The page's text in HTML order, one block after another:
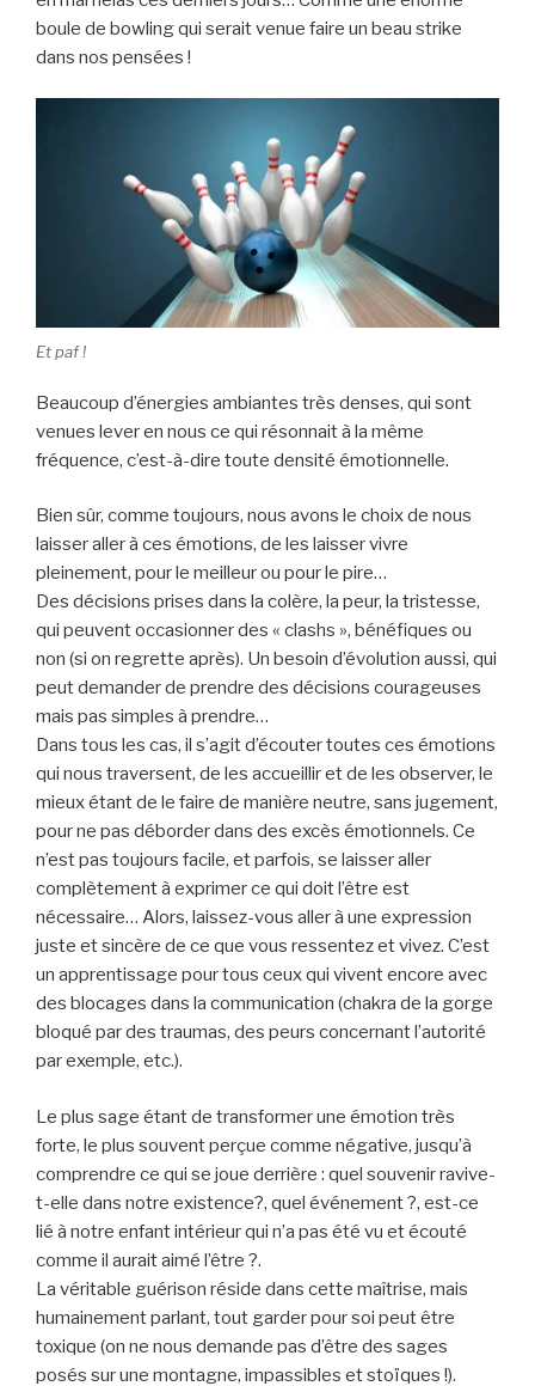
boule de bowling qui serait venue faire un beau strike
dans nos pensées !
Et paf !
Beaucoup d’énergies ambiantes très denses, qui sont
venues lever en nous ce qui résonnait à la même
fréquence, c’est-à-dire toute densité émotionnelle.
Bien sûr, comme toujours, nous avons le choix de nous
laisser aller à ces émotions, de les laisser vivre
pleinement, pour le meilleur ou pour le pire…
Des décisions prises dans la colère, la peur, la tristesse,
qui peuvent occasionner des « clashs », bénéfiques ou
non (si on regrette après). Un besoin d’évolution aussi, qui
peut demander de prendre des décisions courageuses
mais pas simples à prendre…
Dans tous les cas, il s’agit d’écouter toutes ces émotions
qui nous traversent, de les accueillir et de les observer, le
mieux étant de le faire de manière neutre, sans jugement,
pour ne pas déborder dans des excès émotionnels. Ce
n’est pas toujours facile, et parfois, se laisser aller
complètement à exprimer ce qui doit l’être est
nécessaire… Alors, laissez-vous aller à une expression
juste et sincère de ce que vous ressentez et vivez. C’est
un apprentissage pour tous ceux qui vivent encore avec
des blocages dans la communication (chakra de la gorge
bloqué par des traumas, des peurs concernant l’autorité
par exemple, etc.).
Le plus sage étant de transformer une émotion très
forte, le plus souvent perçue comme négative, jusqu’à
comprendre ce qui se joue derrière : quel souvenir ravive-
t-elle dans notre existence?, quel événement ?, est-ce
lié à notre enfant intérieur qui n’a pas été vu et écouté
comme il aurait aimé l’être ?.
La véritable guérison réside dans cette maîtrise, mais
humainement parlant, tout garder pour soi peut être
toxique (on ne nous demande pas d’être des sages
posés sur une montagne, impassibles et stoïques !).